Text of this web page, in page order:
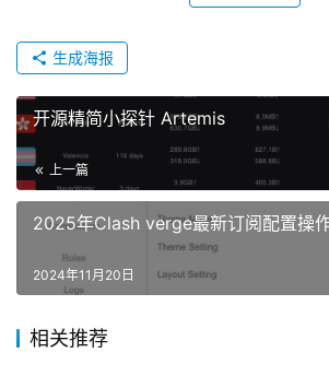
生成海报
开源精简小探针 Artemis
上一篇
2025年Clash verge最新订阅配置操
2024年11月20日
相关推荐